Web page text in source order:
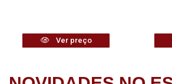
Ver preço